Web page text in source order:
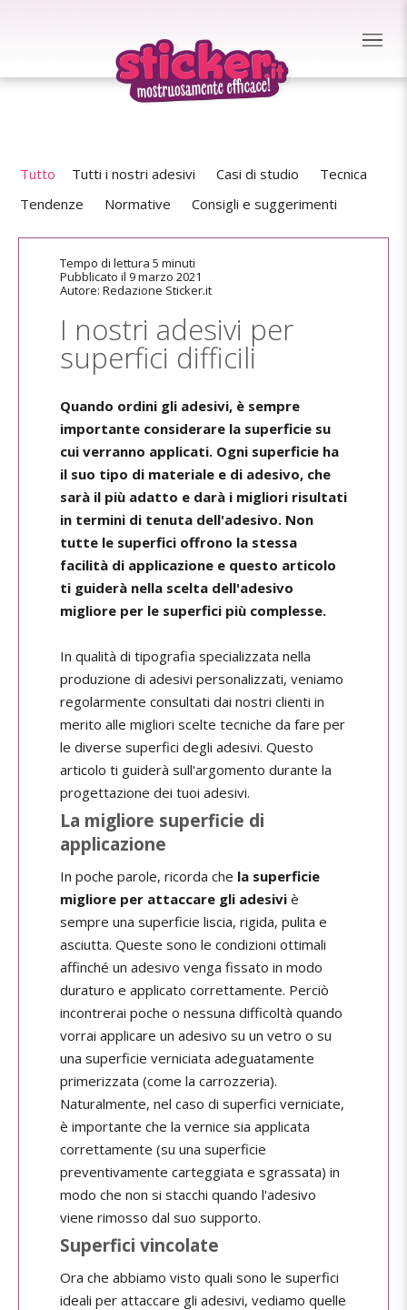
Tutto Tutti i nostri adesivi Casi di studio
Tecnica
Tendenze
Normative Consigli e suggerimenti
Tempo di lettura 5 minuti
Pubblicato il 9 marzo 2021
Autore: Redazione Sticker.it
I nostri adesivi per
superfici difficili
Quando ordini gli adesivi, è sempre
importante considerare la superficie su
cui verranno applicati. Ogni superficie ha
il suo tipo di materiale e di adesivo, che
sarà il più adatto e darà i migliori risultati
in termini di tenuta dell'adesivo. Non
tutte le superfici offrono la stessa
facilità di applicazione e questo articolo
ti guiderà nella scelta dell'adesivo
migliore per le superfici più complesse.
In qualità di tipografia specializzata nella
produzione di adesivi personalizzati, veniamo
regolarmente consultati dai nostri clienti in
merito alle migliori scelte tecniche da fare per
le diverse superfici degli adesivi. Questo
articolo ti guiderà sull'argomento durante la
progettazione dei tuoi adesivi.
La migliore superficie di
applicazione
In poche parole, ricorda che la superficie
migliore per attaccare gli adesivi è
sempre una superficie liscia, rigida, pulita e
asciutta. Queste sono le condizioni ottimali
affinché un adesivo venga fissato in modo
duraturo e applicato correttamente. Perciò
incontrerai poche o nessuna difficoltà quando
vorrai applicare un adesivo su un vetro o su
una superficie verniciata adeguatamente
primerizzata (come la carrozzeria).
Naturalmente, nel caso di superfici verniciate,
è importante che la vernice sia applicata
correttamente (su una superficie
preventivamente carteggiata e sgrassata) in
modo che non si stacchi quando l'adesivo
viene rimosso dal suo supporto.
Superfici vincolate
Ora che abbiamo visto quali sono le superfici
ideali per attaccare gli adesivi, vediamo quelle